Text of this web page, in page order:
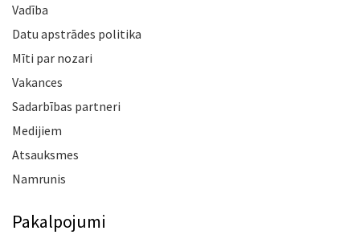
Vadība
Datu apstrādes politika
Mīti par nozari
Vakances
Sadarbības partneri
Medijiem
Atsauksmes
Namrunis
Pakalpojumi